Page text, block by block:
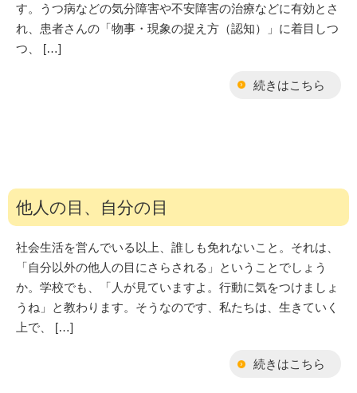
す。うつ病などの気分障害や不安障害の治療などに有効とさ
れ、患者さんの「物事・現象の捉え方（認知）」に着目しつ
つ、 […]
続きはこちら
他人の目、自分の目
社会生活を営んでいる以上、誰しも免れないこと。それは、
「自分以外の他人の目にさらされる」ということでしょう
か。学校でも、「人が見ていますよ。行動に気をつけましょ
うね」と教わります。そうなのです、私たちは、生きていく
上で、 […]
続きはこちら